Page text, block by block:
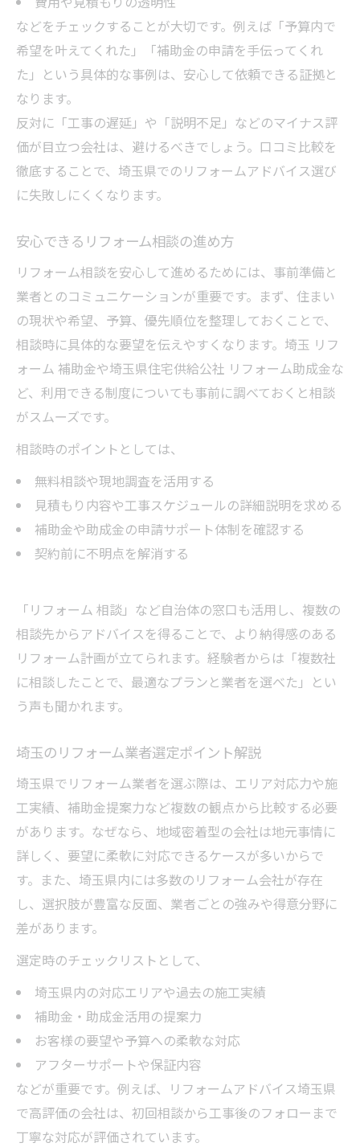
などをチェックすることが大切です。例えば「予算内で
希望を叶えてくれた」「補助金の申請を手伝ってくれ
た」という具体的な事例は、安心して依頼できる証拠と
なります。
反対に「工事の遅延」や「説明不足」などのマイナス評
価が目立つ会社は、避けるべきでしょう。口コミ比較を
徹底することで、埼玉県でのリフォームアドバイス選び
に失敗しにくくなります。
安心できるリフォーム相談の進め方
リフォーム相談を安心して進めるためには、事前準備と
業者とのコミュニケーションが重要です。まず、住まい
の現状や希望、予算、優先順位を整理しておくことで、
相談時に具体的な要望を伝えやすくなります。埼玉 リフ
ォーム 補助金や埼玉県住宅供給公社 リフォーム助成金な
ど、利用できる制度についても事前に調べておくと相談
がスムーズです。
相談時のポイントとしては、
無料相談や現地調査を活用する
見積もり内容や工事スケジュールの詳細説明を求める
補助金や助成金の申請サポート体制を確認する
契約前に不明点を解消する
「リフォーム 相談」など自治体の窓口も活用し、複数の
相談先からアドバイスを得ることで、より納得感のある
リフォーム計画が立てられます。経験者からは「複数社
に相談したことで、最適なプランと業者を選べた」とい
う声も聞かれます。
埼玉のリフォーム業者選定ポイント解説
埼玉県でリフォーム業者を選ぶ際は、エリア対応力や施
工実績、補助金提案力など複数の観点から比較する必要
があります。なぜなら、地域密着型の会社は地元事情に
詳しく、要望に柔軟に対応できるケースが多いからで
す。また、埼玉県内には多数のリフォーム会社が存在
し、選択肢が豊富な反面、業者ごとの強みや得意分野に
差があります。
選定時のチェックリストとして、
埼玉県内の対応エリアや過去の施工実績
補助金・助成金活用の提案力
お客様の要望や予算への柔軟な対応
アフターサポートや保証内容
などが重要です。例えば、リフォームアドバイス埼玉県
で高評価の会社は、初回相談から工事後のフォローまで
丁寧な対応が評価されています。